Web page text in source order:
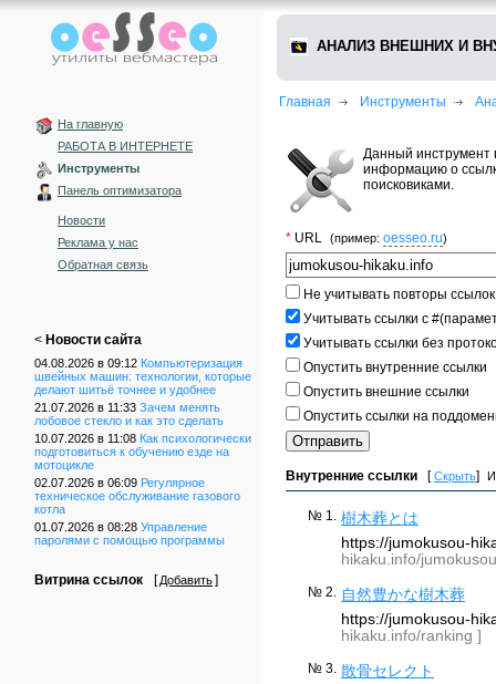
На главную
РАБОТА В ИНТЕРНЕТЕ
Инструменты
Панель оптимизатора
Новости
Реклама у нас
Обратная связь
< Новости сайта
04.08.2026 в 09:12 Компьютеризация
швейных машин: технологии, которые
делают шитьё точнее и удобнее
21.07.2026 в 11:33 Зачем менять
лобовое стекло и как это сделать
10.07.2026 в 11:08 Как психологически
подготовиться к обучению езде на
мотоцикле
02.07.2026 в 06:09 Регулярное
техническое обслуживание газового
котла
01.07.2026 в 08:28 Управление
паролями с помощью программы
Витрина ссылок [ Добавить]
АНАЛИЗ ВНЕШНИХ И
Главная Инструменты
Данный инструмент
информацию о
поисковиками.
* URL (пример: oesseo.ru)
Не учитывать повторы ссылок
Учитывать ссылки с
Учитывать ссылки без
Опустить внутренние ссылки
Опустить внешние ссылки
Опустить ссылки на
Внутренние ссылки [Скрыть]
№ 1.
樹木葬とは
https://jumokusou-
hikaku.info/
№ 2.
自然豊かな樹木葬
https://jumokusou-
hikaku.info/ranking ]
№ 3. 散骨セレクト